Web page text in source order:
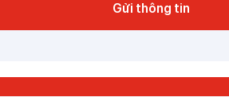
Gửi thông tin